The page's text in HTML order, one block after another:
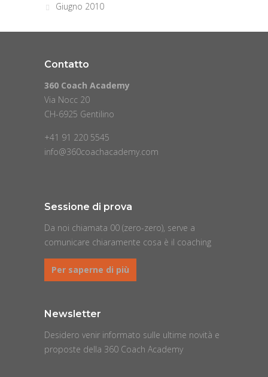
Giugno 2010
Contatto
360 Coach Academy
Via Nocc 20
CH-6925 Gentilino
+41 91 220 5545
info@360coachacademy.com
Sessione di prova
Da noi chiamata 00 (zero-zero), serve a
comunicare chiaramente cosa è il coaching
Per saperne di più
Newsletter
Desidero venir informato sulle ultime novità e
proposte della 360 Coach Academy